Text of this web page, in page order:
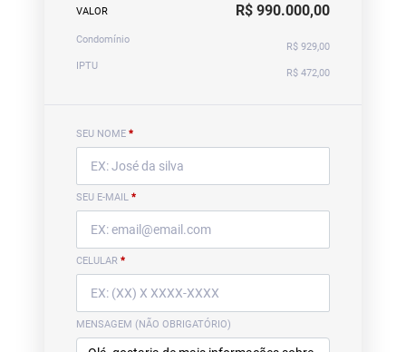
VALOR R$ 990.000,00
Condomínio
R$ 929,00
IPTU
R$ 472,00
SEU NOME *
SEU E-MAIL *
CELULAR *
MENSAGEM (NÃO OBRIGATÓRIO)